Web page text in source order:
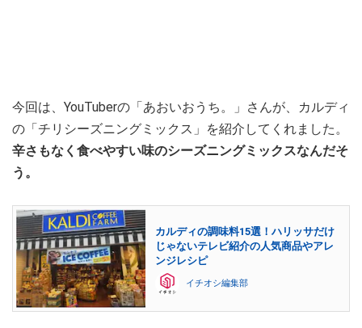
今回は、YouTuberの「あおいおうち。」さんが、カルディ
の「チリシーズニングミックス」を紹介してくれました。
辛さもなく食べやすい味のシーズニングミックスなんだそ
う。
カルディの調味料15選！ハリッサだけ
じゃないテレビ紹介の人気商品やアレ
ンジレシピ
イチオシ編集部